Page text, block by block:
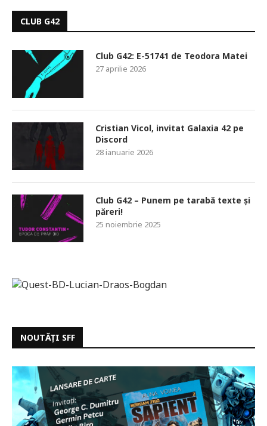
CLUB G42
Club G42: E-51741 de Teodora Matei
27 aprilie 2026
Cristian Vicol, invitat Galaxia 42 pe
Discord
28 ianuarie 2026
Club G42 – Punem pe tarabă texte și
păreri!
25 noiembrie 2025
NOUTĂȚI SFF